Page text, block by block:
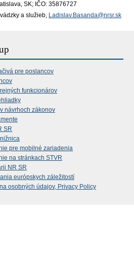
SK; IČO: 35876727
a služieb, Ladislav.Basanda@nrsr.sk
pre poslancov
funkcionárov
návrhoch zákonov
SR
pre mobilné zariadenia
na stránkach STVR
NR SR
európskych záležitostí
osobných údajov, Privacy Policy